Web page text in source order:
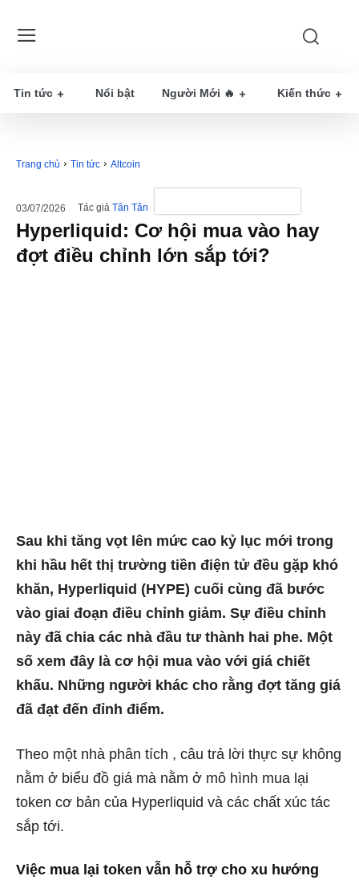
Tin tức Nổi bật Người Mới 🔥 Kiến thức
Trang chủ Tin tức Altcoin
03/07/2026 Tác giả Tân Tân
Hyperliquid: Cơ hội mua vào hay
đợt điều chỉnh lớn sắp tới?
Sau khi tăng vọt lên mức cao kỷ lục mới trong
khi hầu hết thị trường tiền điện tử đều gặp khó
khăn, Hyperliquid (HYPE) cuối cùng đã bước
vào giai đoạn điều chỉnh giảm. Sự điều chỉnh
này đã chia các nhà đầu tư thành hai phe. Một
số xem đây là cơ hội mua vào với giá chiết
khấu. Những người khác cho rằng đợt tăng giá
đã đạt đến đỉnh điểm.
Theo một nhà phân tích , câu trả lời thực sự không
nằm ở biểu đồ giá mà nằm ở mô hình mua lại
token cơ bản của Hyperliquid và các chất xúc tác
sắp tới.
Việc mua lại token vẫn hỗ trợ cho xu hướng